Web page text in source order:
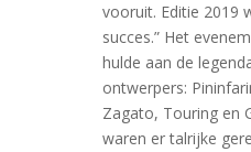
vooruit. Editie 2019
succes.” Het
hulde aan de
ontwerpers:
Zagato, Touring en
waren er talrijke